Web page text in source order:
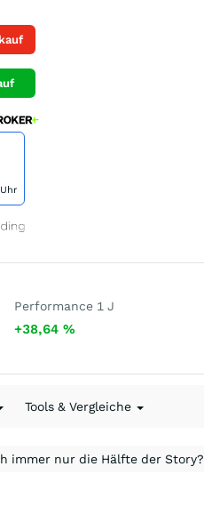
Performance 1 J
+38,64 %
Tools & Vergleiche
immer nur die Hälfte der Story?